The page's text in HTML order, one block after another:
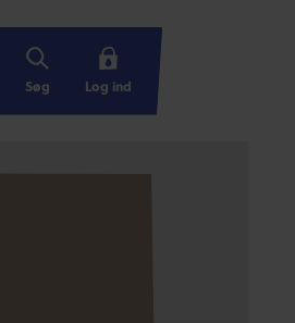
Søg Log ind